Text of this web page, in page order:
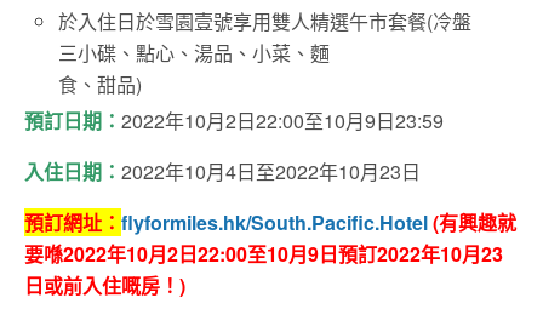
於入住日於雪園壹號享用雙人精選午市套餐(冷盤
三小碟、點心、湯品、小菜、麵
食、甜品)
預訂日期： 2022年10月2日22:00至10月9日23:59
入住日期： 2022年10月4日至2022年10月23日
預訂網址： flyformiles.hk/South.Pacific.Hotel(有興趣就
要喺2022年10月2日22:00至10月9日預訂2022年10月23
日或前入住嘅房！)